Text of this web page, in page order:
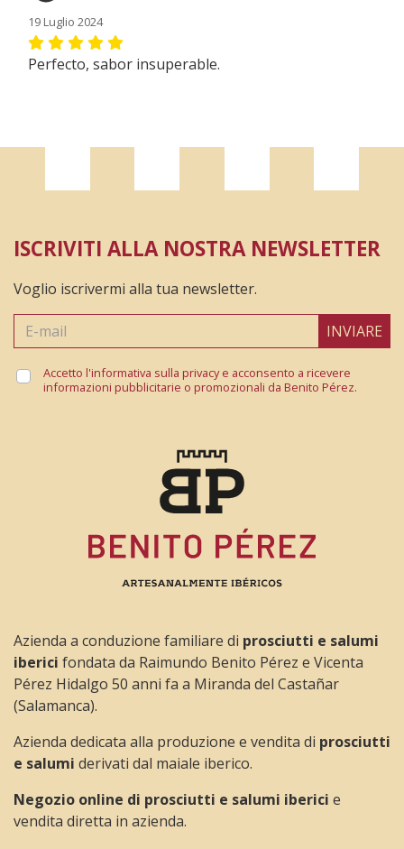
19 Luglio 2024
Perfecto, sabor insuperable.
ISCRIVITI ALLA NOSTRA NEWSLETTER
Voglio iscrivermi alla tua newsletter.
INVIARE
Accetto l'informativa sulla privacy e acconsento a ricevere
informazioni pubblicitarie o promozionali da Benito Pérez.
Azienda a conduzione familiare di prosciutti e salumi
iberici fondata da Raimundo Benito Pérez e Vicenta
Pérez Hidalgo 50 anni fa a Miranda del Castañar
(Salamanca).
Azienda dedicata alla produzione e vendita di prosciutti
e salumi derivati dal maiale iberico.
Negozio online di prosciutti e salumi iberici e
vendita diretta in azienda.